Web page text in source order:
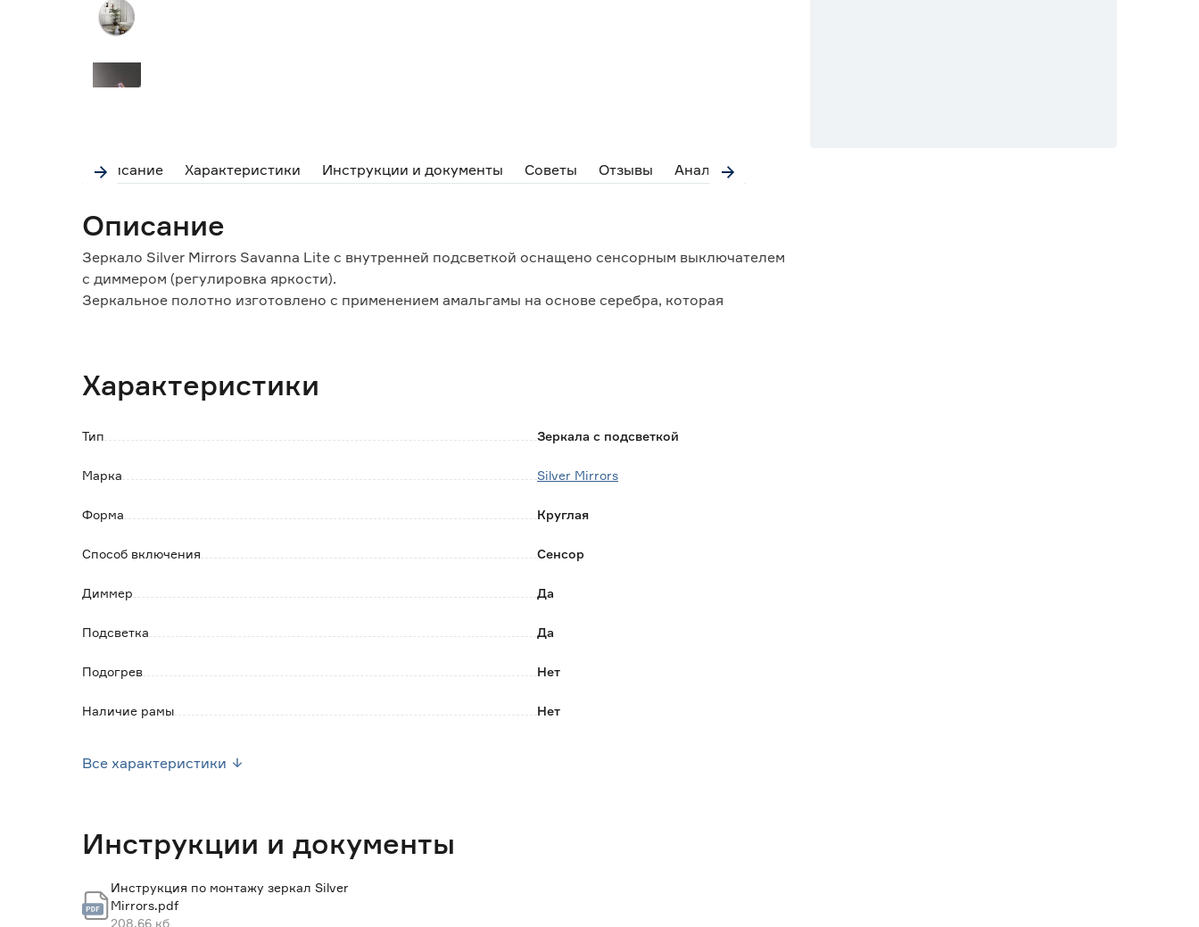
Описание Характеристики Инструкции и документы Советы Отзывы Аналоги
Описание
Зеркало Silver Mirrors Savanna Lite с внутренней подсветкой оснащено сенсорным выключателем
с диммером (регулировка яркости).
Зеркальное полотно изготовлено с применением амальгамы на основе серебра, которая
Особенности и преимущества:
- подключается к сети с напряжением 220В/50Гц.
Обратите внимание:
Характеристики
Тип Зеркала с подсветкой
Марка Silver Mirrors
Форма Круглая
Способ включения Сенсор
Диммер Да
Подсветка Да
Подогрев Нет
Наличие рамы Нет
Ширина (мм)
Все характеристики
Инструкции и документы
Инструкция по монтажу зеркал Silver
Mirrors.pdf
208.66 кб